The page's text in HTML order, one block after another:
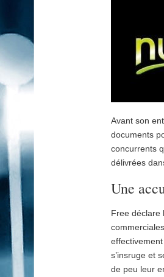
Avant son
documents
concurrents
délivrées
Une
Free déclare
s’insruge et
de peu leur